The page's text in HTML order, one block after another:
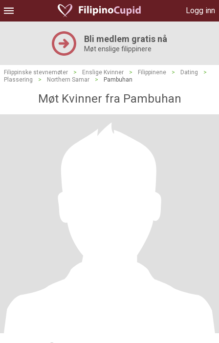
Logg inn
Bli medlem gratis nå
Møt enslige filippinere
Filippinske stevnemøter > Enslige Kvinner > Filippinene > Dating
>
Plassering
> Northern Samar > Pambuhan
Møt Kvinner fra Pambuhan